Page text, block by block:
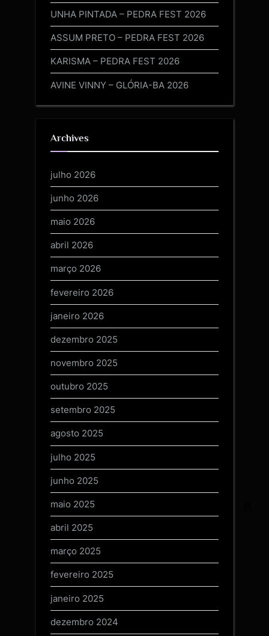
UNHA PINTADA – PEDRA FEST 2026
ASSUM PRETO – PEDRA FEST 2026
KARISMA – PEDRA FEST 2026
AVINE VINNY – GLÓRIA-BA 2026
Archives
julho 2026
junho 2026
maio 2026
abril 2026
março 2026
fevereiro 2026
janeiro 2026
dezembro 2025
novembro 2025
outubro 2025
setembro 2025
agosto 2025
julho 2025
junho 2025
maio 2025
abril 2025
março 2025
fevereiro 2025
janeiro 2025
dezembro 2024